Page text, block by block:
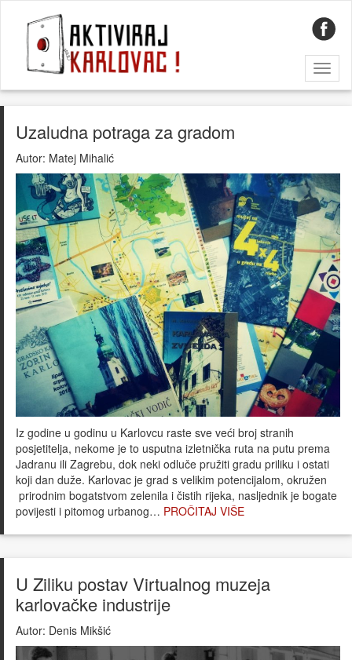
Uzaludna potraga za gradom
Autor: Matej Mihalić
Iz godine u godinu u Karlovcu raste sve veći broj stranih
posjetitelja, nekome je to usputna izletnička ruta na putu prema
Jadranu ili Zagrebu, dok neki odluče pružiti gradu priliku i ostati
koji dan duže. Karlovac je grad s velikim potencijalom, okružen
prirodnim bogatstvom zelenila i čistih rijeka, nasljednik je bogate
povijesti i pitomog urbanog… PROČITAJ VIŠE
U Ziliku postav Virtualnog muzeja
karlovačke industrije
Autor: Denis Mikšić